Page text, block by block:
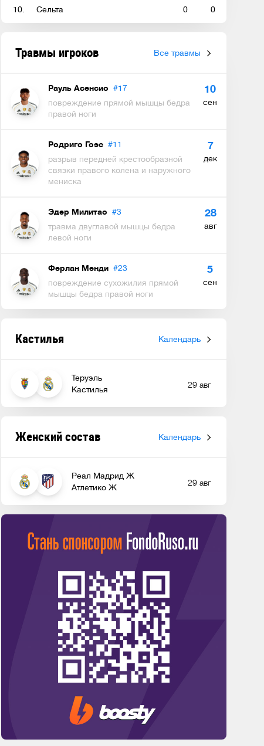
10. Сельта 0 0
Травмы игроков Все травмы
Рауль Асенсио #17
повреждение прямой мышцы бедра
правой ноги
10
сен
Родриго Гоэс #11
разрыв передней крестообразной
связки правого колена и наружного
мениска
7
дек
Эдер Милитао #3
травма двуглавой мышцы бедра
левой ноги
28
авг
Ферлан Менди #23
повреждение сухожилия прямой
мышцы бедра правой ноги
5
сен
Кастилья Календарь
Теруэль
Кастилья
29 авг
Женский состав Календарь
Реал Мадрид Ж
Атлетико Ж
29 авг